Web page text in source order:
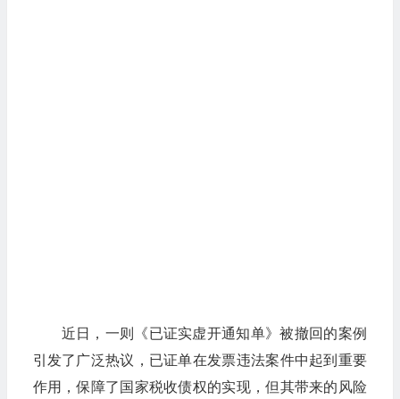
近日，一则《已证实虚开通知单》被撤回的案例
引发了广泛热议，已证单在发票违法案件中起到重要
作用，保障了国家税收债权的实现，但其带来的风险